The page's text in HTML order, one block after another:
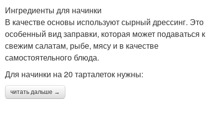
Ингредиенты для начинки
В качестве основы используют сырный дрессинг. Это
особенный вид заправки, которая может подаваться к
свежим салатам, рыбе, мясу и в качестве
самостоятельного блюда.
Для начинки на 20 тарталеток нужны:
читать дальше →